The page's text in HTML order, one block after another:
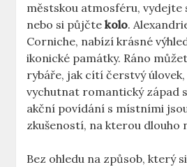
městskou atmosféru, vydejte
nebo si půjčtekolo.
Corniche, nabízí krásné
ikonické památky. Ráno
rybáře, jak cítí čerstvý
vychutnat romantický západ
akční povídání s místními
zkušeností, na kterou dlouho
Bez ohledu na způsob, který